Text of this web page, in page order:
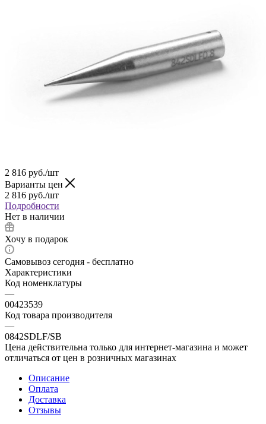
2 816 руб./шт
Варианты цен
2 816 руб./шт
Подробности
Нет в наличии
Хочу в подарок
Самовывоз сегодня - бесплатно
Характеристики
Код номенклатуры
—
00423539
Код товара производителя
—
0842SDLF/SB
Цена действительна только для интернет-магазина и может
отличаться от цен в розничных магазинах
Описание
Оплата
Доставка
Отзывы